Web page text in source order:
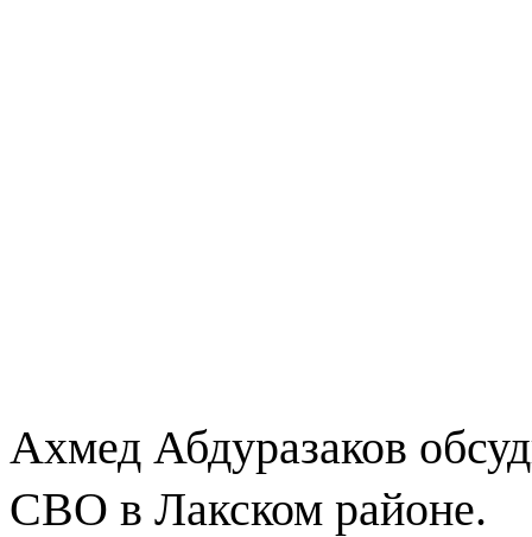
Ахмед Абдуразаков
СВО в Лакском районе.